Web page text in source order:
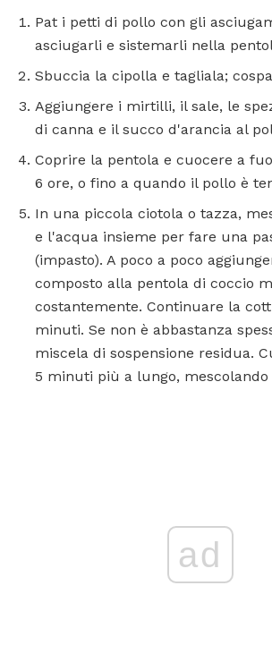
Pat i petti di pollo con gli
asciugarli e sistemarli nella
Sbuccia la cipolla e tagliala;
Aggiungere i mirtilli, il sale, le
di canna e il succo d'arancia al
Coprire la pentola e cuocere a
6 ore, o fino a quando il pollo è
In una piccola ciotola o tazza,
e l'acqua insieme per fare una
(impasto). A poco a poco
composto alla pentola di coccio
costantemente. Continuare la
minuti. Se non è abbastanza
miscela di sospensione residua.
5 minuti più a lungo,
ad